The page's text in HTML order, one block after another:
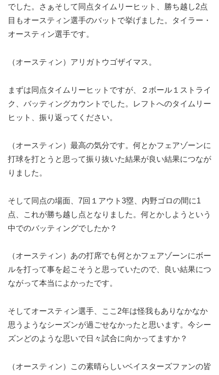
でした。さぁそして同点タイムリーヒット、勝ち越し2点
目もオースティン選手のバットで挙げました。タイラー・
オースティン選手です。
（オースティン）アリガトウゴザイマス。
まずは同点タイムリーヒットですが、２ボール１ストライ
ク、バッティングカウントでした。レフトへのタイムリー
ヒット、振り返ってください。
（オースティン）最高の気分です。何とかフェアゾーンに
打球を打とうと思って振り抜いた結果が良い結果につなが
りました。
そして同点の場面、7回１アウト3塁、内野ゴロの間に1
点、これが勝ち越し点となりました。何とかしようという
中でのバッティングでしたか？
（オースティン）あの打席でも何とかフェアゾーンにボー
ルを打って事を起こそうと思っていたので、良い結果につ
ながって本当によかったです。
そしてオースティン選手、ここ2年は怪我もありなかなか
思うようなシーズンが過ごせなかったと思います。今シー
ズンどのような思いで日々試合に向かってますか？
（オースティン）この素晴らしいベイスターズファンの皆